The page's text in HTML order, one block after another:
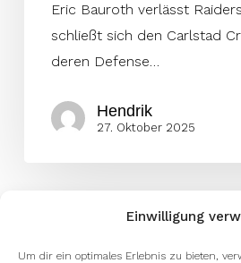
Einwilligung
Um dir ein optimales Erlebnis zu bieten,
Eric Bauroth verlässt
schließt sich den Carlstad
deren Defense…
Hendrik
27. Oktober 2025